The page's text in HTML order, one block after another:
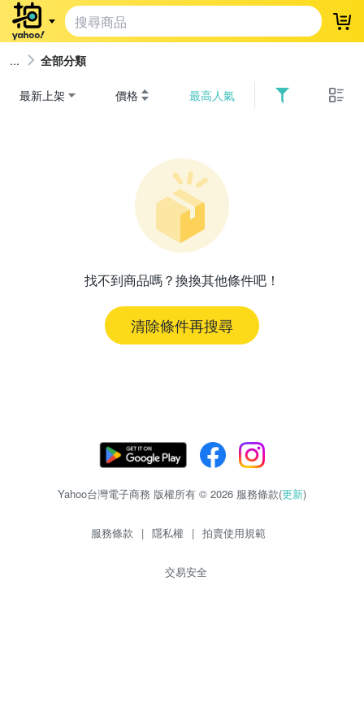
登
全部分類
最新上架 價格 最高人氣
找不到商品嗎？換換其他條件吧！
清除條件再搜尋
Yahoo台灣電子商務 版權所有 © 2026 服務條款(更新)
服務條款 | 隱私權 | 拍賣使用規範
交易安全